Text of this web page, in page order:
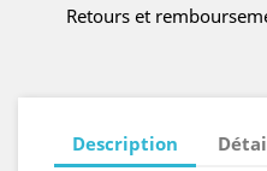
Retours et
Description